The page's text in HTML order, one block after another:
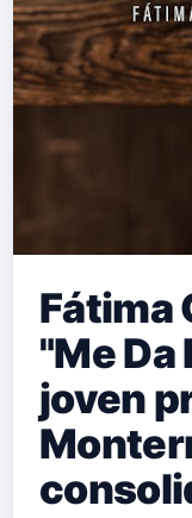
Fátima
"Me Da
joven